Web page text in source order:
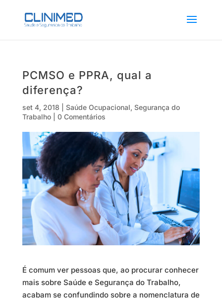
PCMSO e PPRA, qual a
diferença?
set 4, 2018 Saúde Ocupacional, Segurança do
Trabalho| 0 Comentários
É comum ver pessoas que, ao procurar conhecer
mais sobre Saúde e Segurança do Trabalho,
acabam se confundindo sobre a nomenclatura de